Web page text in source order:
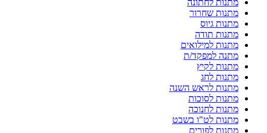
מתנות שחרור
מתנות גיוס
מתנות תודה
מתנות למילואים
מתנה למפקד/ת
מתנות לקיץ
מתנות לחג
מתנות לראש השנה
מתנות לסוכות
מתנות לחנוכה
מתנות לט"ו בשבט
מתנות לפורים